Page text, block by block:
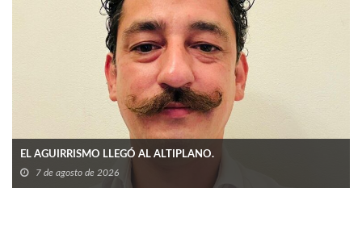
EL AGUIRRISMO LLEGÓ AL ALTIPLANO.
7 de agosto de 2026